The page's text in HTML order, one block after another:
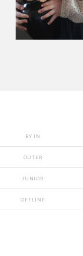
BY IN
OUTER
JUNIOR
OFFLINE